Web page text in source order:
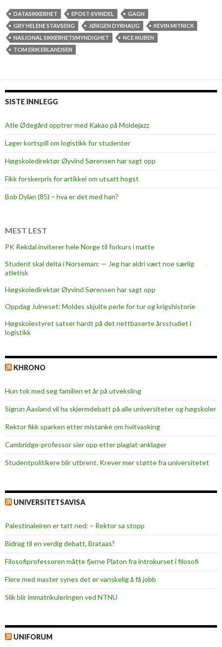
l
k
e
r
t
t
t
e
n
s
t
e
T
r
i
k
n
DATASIKKERHET EPOST-SVINDEL
GAGN
GRY HELENE STAVSENG
JØRGEN DYRHAUG
KEVIN MITNICK
NASJONAL SIKKERHETSMYNDIGHET
NCE IKUBEN
TOM ERIK ERLANDSEN
SISTE INNLEGG
Atle Ødegård opptrer med Kakao på Moldejazz
Lager kortspill om logistikk for studenter
Høgskoledirektør Øyvind Sørensen har sagt opp
Fikk forskerpris for artikkel om utsatt hogst
Bob Dylan (85) – hva er det med han?
MEST LEST
PK Rekdal inviterer hele Norge til forkurs i matte
Student skal delta i Norseman: — Jeg har aldri vært noe særlig
atletisk
Høgskoledirektør Øyvind Sørensen har sagt opp
Oppdag Julneset: Moldes skjulte perle for tur og krigshistorie
Høgskolestyret satser hardt på det nettbaserte årsstudiet i
logistikk
KHRONO
Hun tok med seg familien et år på utveksling
Sigrun Aasland vil ha skjerm­debatt på alle universiteter og høgskoler
Rektor fikk sparken etter mistanke om hvitvasking
Cambridge-professor sier opp etter plagiat-anklager
Studentpolitikere blir utbrent. Krever mer støtte fra universitetet
UNIVERSITETSAVISA
Palestinaleiren er tatt ned: – Rektor sa stopp
Bidrag til en verdig debatt, Brataas?
Filosofiprofessoren måtte fjerne Platon fra introkurset i filosofi
Flere med master synes det er vanskelig å få jobb
Slik blir immatrikuleringen ved NTNU
UNIFORUM